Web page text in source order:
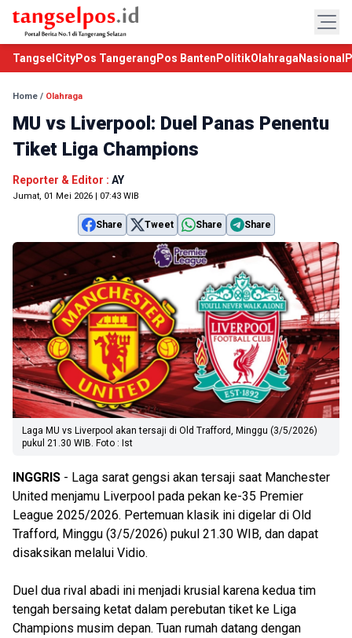
TangselCityPos Tangerang Pos Banten PolitikOlahraga Nasional
Home / Olahraga
MU vs Liverpool: Duel Panas Penentu
Tiket Liga Champions
Reporter & Editor : AY
Jumat, 01 Mei 2026 | 07:43 WIB
Share Tweet Share Share
Laga MU vs Liverpool akan tersaji di Old Trafford, Minggu (3/5/2026)
pukul 21.30 WIB. Foto : Ist
INGGRIS - Laga sarat gengsi akan tersaji saat Manchester
United menjamu Liverpool pada pekan ke-35 Premier
League 2025/2026. Pertemuan klasik ini digelar di Old
Trafford, Minggu (3/5/2026) pukul 21.30 WIB, dan dapat
disaksikan melalui Vidio.
Duel dua rival abadi ini menjadi krusial karena kedua tim
tengah bersaing ketat dalam perebutan tiket ke Liga
Champions musim depan. Tuan rumah datang dengan